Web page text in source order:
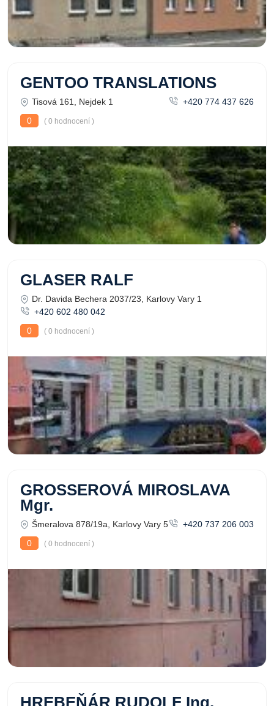
GENTOO TRANSLATIONS
Tisová 161, Nejdek 1
+420 774 437 626
0
( 0 hodnocení )
GLASER RALF
Dr. Davida Bechera 2037/23, Karlovy Vary 1
+420 602 480 042
0
( 0 hodnocení )
GROSSEROVÁ MIROSLAVA
Mgr.
Šmeralova 878/19a, Karlovy Vary 5
+420 737 206 003
0
( 0 hodnocení )
HREBEŇÁR RUDOLF Ing.